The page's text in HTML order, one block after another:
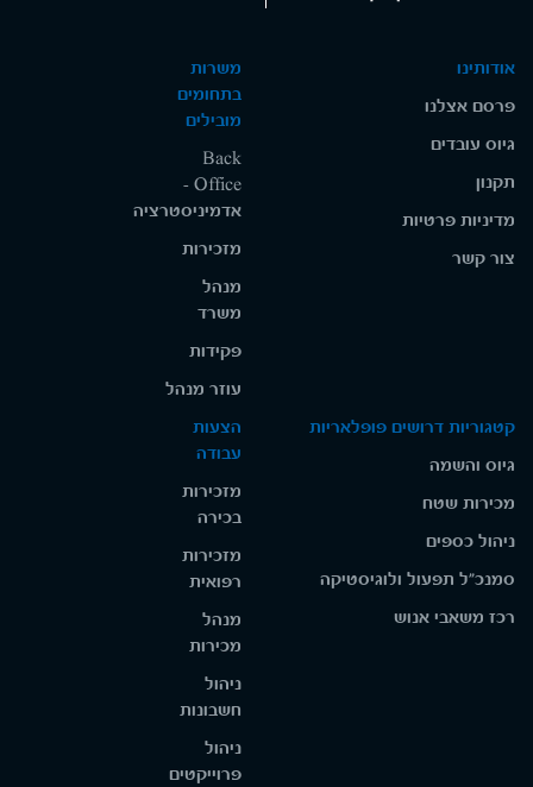
אודותינו
פרסם אצלנו
גיוס עובדים
תקנון
מדיניות פרטיות
צור קשר
משרות
בתחומים
מובילים
Back
Office -
אדמיניסטרציה
מזכירות
מנהל
משרד
פקידות
עוזר מנהל
קטגוריות דרושים פופלאריות
גיוס והשמה
מכירות שטח
ניהול כספים
סמנכ"ל תפעול ולוגיסטיקה
רכז משאבי אנוש
הצעות
עבודה
מזכירות
בכירה
מזכירות
רפואית
מנהל
מכירות
ניהול
חשבונות
ניהול
פרוייקטים